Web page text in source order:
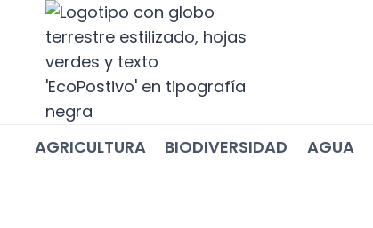
Saltar
contenido
AGRICULTURA BIODIVERSIDAD AGUA